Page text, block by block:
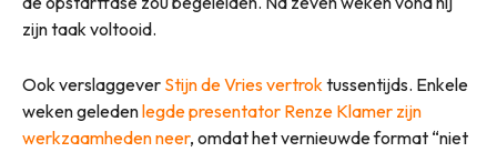
zijn taak voltooid.
Ook verslaggever Stijn de Vries vertroktussentijds. Enkele
weken geledenlegde presentator Renze Klamer zijn
werkzaamheden neer, omdat het vernieuwde format “niet